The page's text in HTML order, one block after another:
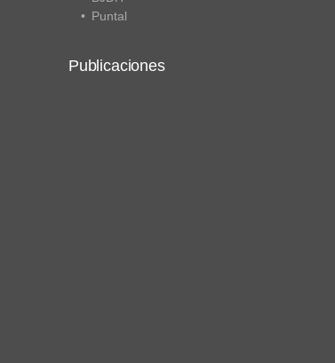
Puntal
Publicaciones